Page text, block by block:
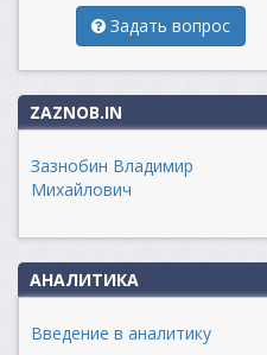
Задать вопрос
ZAZNOB.IN
Зазнобин Владимир
Михайлович
АНАЛИТИКА
Введение в аналитику